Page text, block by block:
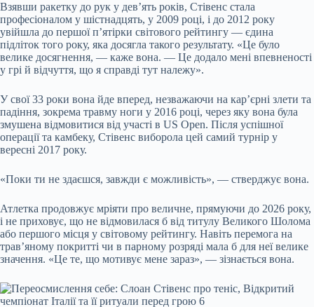
Взявши ракетку до рук у дев’ять років, Стівенс стала
професіоналом у шістнадцять, у 2009 році, і до 2012 року
увійшла до першої п’ятірки світового рейтингу — єдина
підліток того року, яка досягла такого результату. «Це було
велике досягнення, — каже вона. — Це додало мені впевненості
у грі й відчуття, що я справді тут належу».
У свої 33 роки вона йде вперед, незважаючи на кар’єрні злети та
падіння, зокрема травму ноги у 2016 році, через яку вона була
змушена відмовитися від участі в US Open. Після успішної
операції та камбеку, Стівенс виборола цей самий турнір у
вересні 2017 року.
«Поки ти не здаєшся, завжди є можливість», — стверджує вона.
Атлетка продовжує мріяти про величне, прямуючи до 2026 року,
і не приховує, що не відмовилася б від титулу Великого Шолома
або першого місця у світовому рейтингу. Навіть перемога на
трав’яному покритті чи в парному розряді мала б для неї велике
значення. «Це те, що мотивує мене зараз», — зізнається вона.